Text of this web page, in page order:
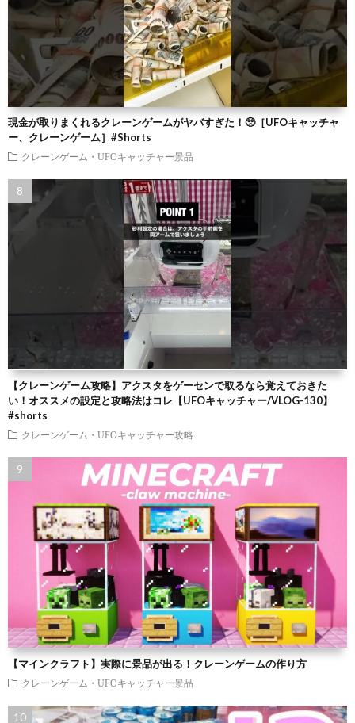
現金が取りまくれるクレーンゲームがヤバすぎた！🥺［UFOキャッチャ
ー、クレーンゲーム］#Shorts
クレーンゲーム・UFOキャッチャー景品
【クレーンゲーム攻略】アクスタをゲーセンで取るなら覚えておきた
い！オススメの設定と攻略法はコレ【UFOキャッチャー/VLOG-130】
#shorts
クレーンゲーム・UFOキャッチャー攻略
【マインクラフト】実際に景品が出る！クレーンゲームの作り方
クレーンゲーム・UFOキャッチャー景品